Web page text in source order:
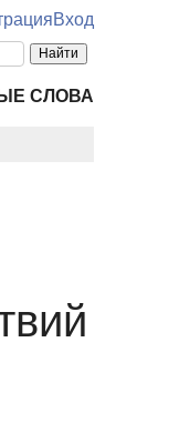
Вход
СЛОВА